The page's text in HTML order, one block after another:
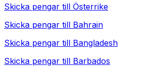
Skicka pengar till Österrike
Skicka pengar till Bahrain
Skicka pengar till Bangladesh
Skicka pengar till Barbados